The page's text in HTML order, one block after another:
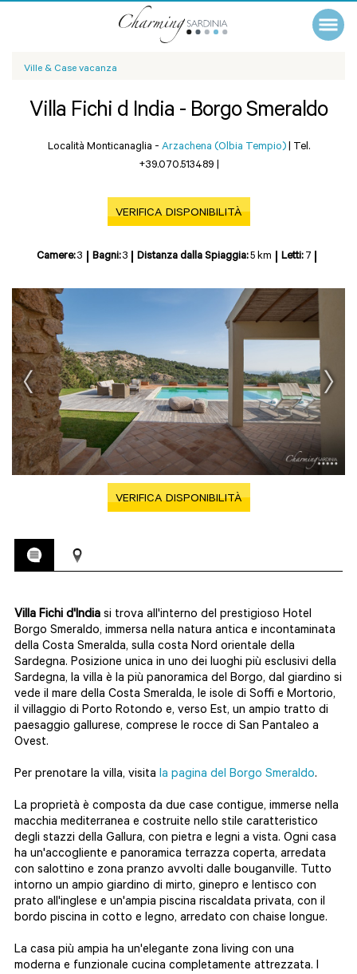
Ville & Case vacanza
Villa Fichi d India - Borgo Smeraldo
Località Monticanaglia - Arzachena (Olbia Tempio) | Tel.
+39.070.513489 |
VERIFICA DISPONIBILITÀ
Camere:3 Bagni:3 Distanza dalla Spiaggia:5 km Letti: 7
VERIFICA DISPONIBILITÀ
Villa Fichi d'India si trova all'interno del prestigioso Hotel
Borgo Smeraldo, immersa nella natura antica e incontaminata
della Costa Smeralda, sulla costa Nord orientale della
Sardegna. Posizione unica in uno dei luoghi più esclusivi della
Sardegna, la villa è la più panoramica del Borgo, dal giardino si
vede il mare della Costa Smeralda, le isole di Soffi e Mortorio,
il villaggio di Porto Rotondo e, verso Est, un ampio tratto di
paesaggio gallurese, comprese le rocce di San Pantaleo a
Ovest.
Per prenotare la villa, visita la pagina del Borgo Smeraldo.
La proprietà è composta da due case contigue, immerse nella
macchia mediterranea e costruite nello stile caratteristico
degli stazzi della Gallura, con pietra e legni a vista. Ogni casa
ha un'accogliente e panoramica terrazza coperta, arredata
con salottino e zona pranzo avvolti dalle bouganville. Tutto
intorno un ampio giardino di mirto, ginepro e lentisco con
prato all'inglese e un'ampia piscina riscaldata privata, con il
bordo piscina in cotto e legno, arredato con chaise longue.
La casa più ampia ha un'elegante zona living con una
moderna e funzionale cucina completamente attrezzata. I